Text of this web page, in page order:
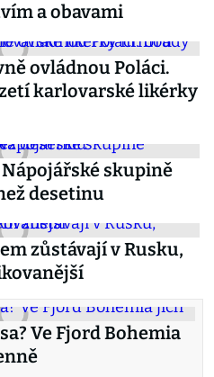
a obavami
ovládnou Poláci.
karlovarské likérky
skupině
desetinu
zůstávají v Rusku,
Ve Fjord Bohemia